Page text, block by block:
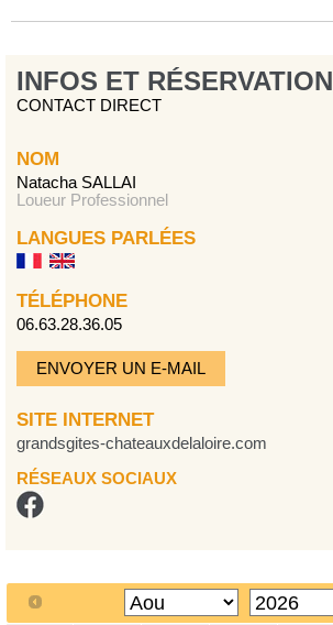
INFOS ET RÉSERVATION
CONTACT DIRECT
NOM
Natacha SALLAI
Loueur Professionnel
LANGUES PARLÉES
TÉLÉPHONE
06.63.28.36.05
ENVOYER UN E-MAIL
SITE INTERNET
grandsgites-chateauxdelaloire.com
RÉSEAUX SOCIAUX